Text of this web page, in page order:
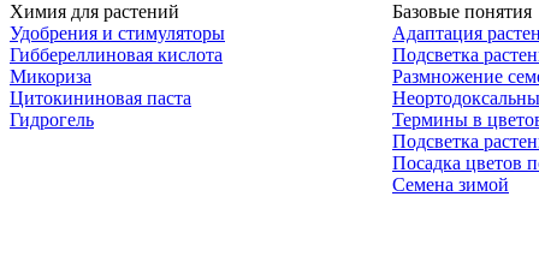
Химия для растений
Удобрения и стимуляторы
Гиббереллиновая кислота
Микориза
Цитокининовая паста
Гидрогель
Базовые понятия
Адаптация
Подсветка
Размножение
Термины в
Подсветка
Посадка цветов
Семена зимой